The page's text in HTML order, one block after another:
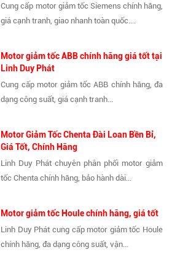
Cung cấp motor giảm tốc Siemens chính hãng,
giá cạnh tranh, giao nhanh toàn quốc....
Motor giảm tốc ABB chính hãng giá tốt tại
Linh Duy Phát
Cung cấp motor giảm tốc ABB chính hãng, đa
dạng công suất, giá cạnh tranh...
Motor Giảm Tốc Chenta Đài Loan Bền Bỉ,
Giá Tốt, Chính Hãng
Linh Duy Phát chuyên phân phối motor giảm
tốc Chenta chính hãng, bảo hành dài...
Motor giảm tốc Houle chính hãng, giá tốt
Linh Duy Phát cung cấp motor giảm tốc Houle
chính hãng, đa dạng công suất, vận...